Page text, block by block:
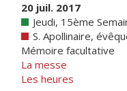
20 juil. 2017
Jeudi, 15ème
S. Apollinaire,
Mémoire facultative
La messe
Les heures